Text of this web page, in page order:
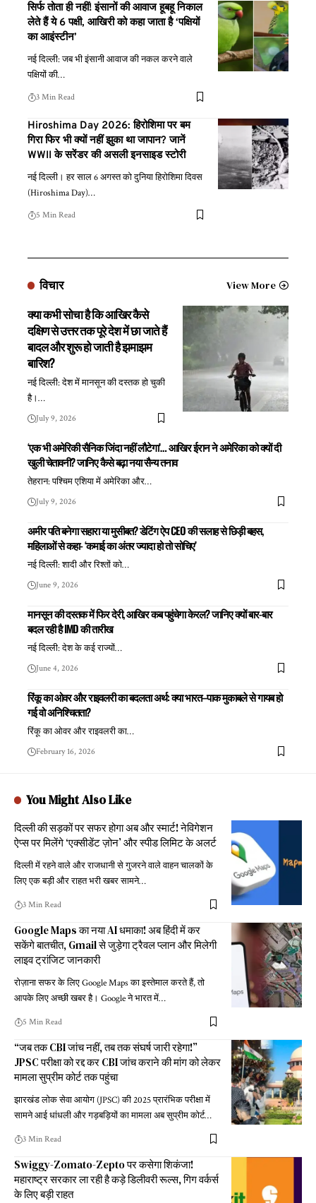
सिर्फ तोता ही नहीं! इंसानों की आवाज हूबहू निकाल
लेते हैं ये 6 पक्षी, आखिरी को कहा जाता है ‘पक्षियों
का आइंस्टीन’
नई दिल्ली: जब भी इंसानी आवाज की नकल करने वाले
पक्षियों की…
3 Min Read
Hiroshima Day 2026: हिरोशिमा पर बम
गिरा फिर भी क्यों नहीं झुका था जापान? जानें
WWII के सरेंडर की असली इनसाइड स्टोरी
नई दिल्ली। हर साल 6 अगस्त को दुनिया हिरोशिमा दिवस
(Hiroshima Day)…
5 Min Read
विचार View More
क्या कभी सोचा है कि आखिर कैसे
दक्षिण से उत्तर तक पूरे देश में छा जाते हैं
बादल और शुरू हो जाती है झमाझम
बारिश?
नई दिल्ली: देश में मानसून की दस्तक हो चुकी
है।…
July 9, 2026
‘एक भी अमेरिकी सैनिक जिंदा नहीं लौटेगा’… आखिर ईरान ने अमेरिका को क्यों दी
खुली चेतावनी? जानिए कैसे बढ़ा नया सैन्य तनाव
तेहरान: पश्चिम एशिया में अमेरिका और…
July 9, 2026
अमीर पति बनेगा सहारा या मुसीबत? डेटिंग ऐप CEO की सलाह से छिड़ी बहस,
महिलाओं से कहा- ‘कमाई का अंतर ज्यादा हो तो सोचिए’
नई दिल्ली: शादी और रिश्तों को…
June 9, 2026
मानसून की दस्तक में फिर देरी, आखिर कब पहुंचेगा केरल? जानिए क्यों बार-बार
बदल रही है IMD की तारीख
नई दिल्ली: देश के कई राज्यों…
June 4, 2026
रिंकू का ओवर और राइवलरी का बदलता अर्थ: क्या भारत–पाक मुकाबले से गायब हो
गई वो अनिश्चितता?
रिंकू का ओवर और राइवलरी का…
February 16, 2026
You Might Also Like
दिल्ली की सड़कों पर सफर होगा अब और स्मार्ट! नेविगेशन
ऐप्स पर मिलेंगे ‘एक्सीडेंट ज़ोन’ और स्पीड लिमिट के अलर्ट
दिल्ली में रहने वाले और राजधानी से गुजरने वाले वाहन चालकों के
लिए एक बड़ी और राहत भरी खबर सामने…
3 Min Read
Google Maps का नया AI धमाका! अब हिंदी में कर
सकेंगे बातचीत, Gmail से जुड़ेगा ट्रैवल प्लान और मिलेगी
लाइव ट्रांजिट जानकारी
रोज़ाना सफर के लिए Google Maps का इस्तेमाल करते हैं, तो
आपके लिए अच्छी खबर है। Google ने भारत में…
5 Min Read
“जब तक CBI जांच नहीं, तब तक संघर्ष जारी रहेगा!”
JPSC परीक्षा को रद्द कर CBI जांच कराने की मांग को लेकर
मामला सुप्रीम कोर्ट तक पहुंचा
झारखंड लोक सेवा आयोग (JPSC) की 2025 प्रारंभिक परीक्षा में
सामने आई धांधली और गड़बड़ियों का मामला अब सुप्रीम कोर्ट…
3 Min Read
Swiggy-Zomato-Zepto पर कसेगा शिकंजा!
महाराष्ट्र सरकार ला रही है कड़े डिलीवरी रूल्स, गिग वर्कर्स
के लिए बड़ी राहत